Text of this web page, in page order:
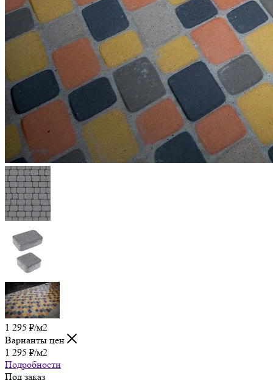
1 295 ₽/м2
Варианты цен
1 295 ₽/м2
Подробности
Под заказ